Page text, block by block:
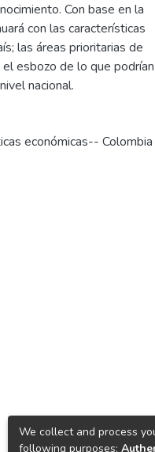
Con base en la
con las características
las áreas prioritarias de
esbozo de lo que podrían
nacional.
económicas-- Colombia
We collect and process
following purposes: